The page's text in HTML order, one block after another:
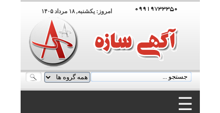
امروز: يکشنبه, ۱۸ مرداد ۱۴۰۵
☰
۰۹۹۱۹۷۳۳۳۵۰